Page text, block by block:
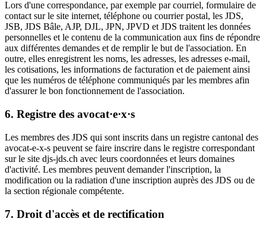
Lors d'une correspondance, par exemple par courriel, formulaire de
contact sur le site internet, téléphone ou courrier postal, les JDS,
JSB, JDS Bâle, AJP, DJL, JPN, JPVD et JDS traitent les données
personnelles et le contenu de la communication aux fins de répondre
aux différentes demandes et de remplir le but de l'association. En
outre, elles enregistrent les noms, les adresses, les adresses e-mail,
les cotisations, les informations de facturation et de paiement ainsi
que les numéros de téléphone communiqués par les membres afin
d'assurer le bon fonctionnement de l'association.
6. Registre des avocat·e·x·s
Les membres des JDS qui sont inscrits dans un registre cantonal des
avocat-e-x-s peuvent se faire inscrire dans le registre correspondant
sur le site djs-jds.ch avec leurs coordonnées et leurs domaines
d'activité. Les membres peuvent demander l'inscription, la
modification ou la radiation d'une inscription auprès des JDS ou de
la section régionale compétente.
7. Droit d'accès et de rectification